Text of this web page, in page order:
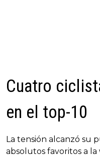
Cuatro
en el top-10
La tensión alcanzó su
absolutos favoritos a la